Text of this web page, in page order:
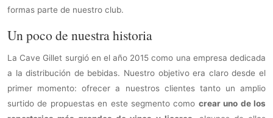
formas parte de nuestro club.
Un poco de nuestra historia
La Cave Gillet surgió en el año 2015 como una empresa dedicada
a la distribución de bebidas. Nuestro objetivo era claro desde el
primer momento: ofrecer a nuestros clientes tanto un amplio
surtido de propuestas en este segmento como crear uno de los